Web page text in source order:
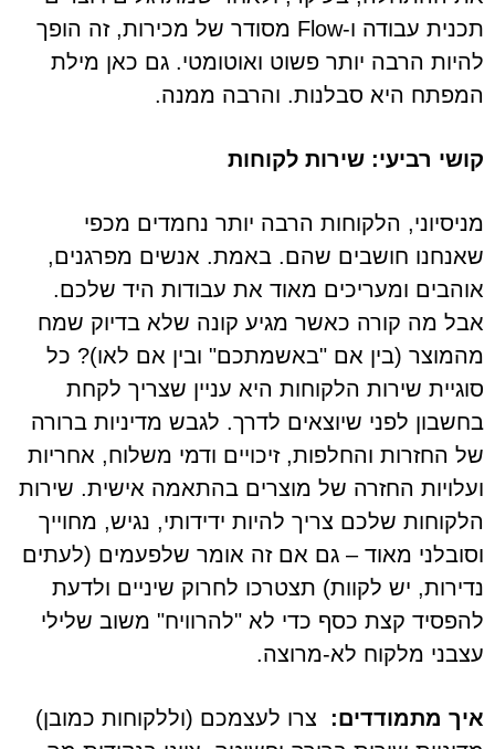
תכנית עבודה ו-Flow מסודר של מכירות, זה הופך
להיות הרבה יותר פשוט ואוטומטי. גם כאן מילת
המפתח היא סבלנות. והרבה ממנה.
קושי רביעי: שירות לקוחות
מניסיוני, הלקוחות הרבה יותר נחמדים מכפי
שאנחנו חושבים שהם. באמת. אנשים מפרגנים,
אוהבים ומעריכים מאוד את עבודות היד שלכם.
אבל מה קורה כאשר מגיע קונה שלא בדיוק שמח
מהמוצר (בין אם "באשמתכם" ובין אם לאו)? כל
סוגיית שירות הלקוחות היא עניין שצריך לקחת
בחשבון לפני שיוצאים לדרך. לגבש מדיניות ברורה
של החזרות והחלפות, זיכויים ודמי משלוח, אחריות
ועלויות החזרה של מוצרים בהתאמה אישית. שירות
הלקוחות שלכם צריך להיות ידידותי, נגיש, מחוייך
וסובלני מאוד – גם אם זה אומר שלפעמים (לעתים
נדירות, יש לקוות) תצטרכו לחרוק שיניים ולדעת
להפסיד קצת כסף כדי לא "להרוויח" משוב שלילי
עצבני מלקוח לא-מרוצה.
איך מתמודדים:
צרו לעצמכם (וללקוחות כמובן)